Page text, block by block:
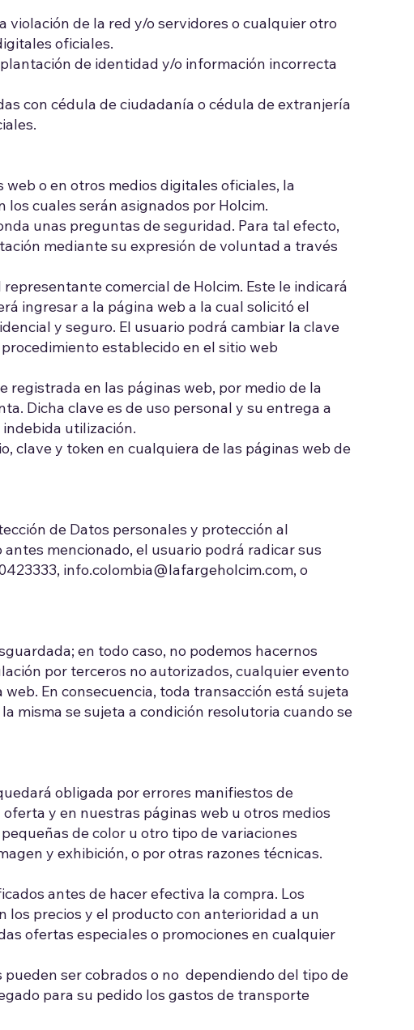
violación de la red y/o servidores o cualquier otro
oficiales.
de identidad y/o información incorrecta
con cédula de ciudadanía o cédula de extranjería
o en otros medios digitales oficiales, la
cuales serán asignados por Holcim.
unas preguntas de seguridad. Para tal efecto,
mediante su expresión de voluntad a través
comercial de Holcim. Este le indicará
ingresar a la página web a la cual solicitó el
y seguro. El usuario podrá cambiar la clave
establecido en el sitio web
en las páginas web, por medio de la
Dicha clave es de uso personal y su entrega a
utilización.
clave y token en cualquiera de las páginas web de
de Datos personales y protección al
mencionado, el usuario podrá radicar sus
info.colombia@lafargeholcim.com, o
en todo caso, no podemos hacernos
por terceros no autorizados, cualquier evento
En consecuencia, toda transacción está sujeta
misma se sujeta a condición resolutoria cuando se
obligada por errores manifiestos de
y en nuestras páginas web u otros medios
de color u otro tipo de variaciones
y exhibición, o por otras razones técnicas.
antes de hacer efectiva la compra. Los
los precios y el producto con anterioridad a un
ofertas especiales o promociones en cualquier
ser cobrados o no dependiendo del tipo de
para su pedido los gastos de transporte